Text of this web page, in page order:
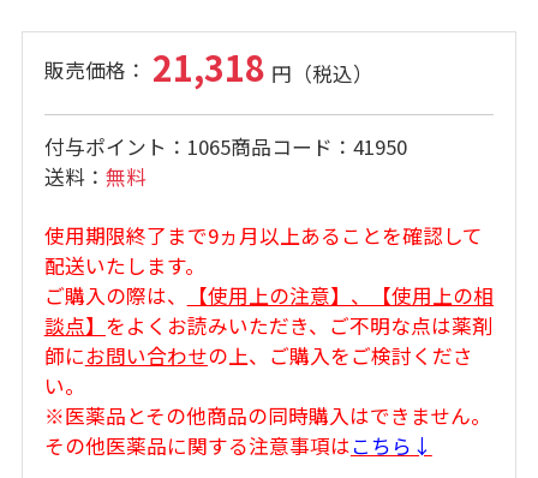
21,318
付与ポイント 1065商品コード
41950
送料
無料
使用期限終了まで9ヵ月以上あることを確認して
配送いたします。
ご購入の際は、
【使用上の注意】、【使用上の相
談点】 をよくお読みいただき、ご不明な点は薬剤
師にお問い合わせの上、ご購入をご検討くださ
い。
※医薬品とその他商品の同時購入はできません。
その他医薬品に関する注意事項はこちら↓